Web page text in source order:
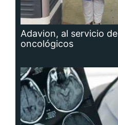
Adavion, al servicio
oncológicos